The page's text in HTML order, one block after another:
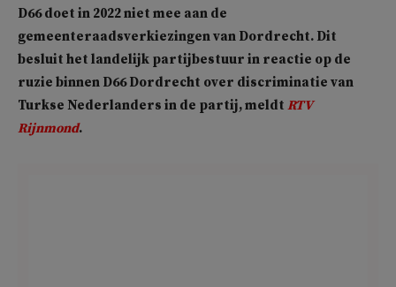
D66 doet in 2022 niet mee aan de
gemeenteraadsverkiezingen van Dordrecht. Dit
besluit het landelijk partijbestuur in reactie op de
ruzie binnen D66 Dordrecht over discriminatie van
Turkse Nederlanders in de partij, meldt RTV
Rijnmond.